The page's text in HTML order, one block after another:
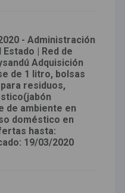
- Administración
| Red de
Adquisición
de 1 litro, bolsas
residuos,
de ambiente en
doméstico en
hasta:
19/03/2020